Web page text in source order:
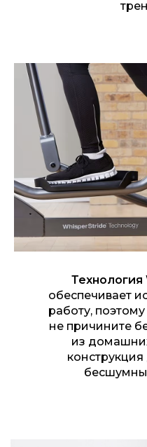
обеспечивает
работу,
не причините
из
конструкция
Возможность
15 встроенных
тренировок и
создания 3
программ для
профиля
Официальная
оборудование
года